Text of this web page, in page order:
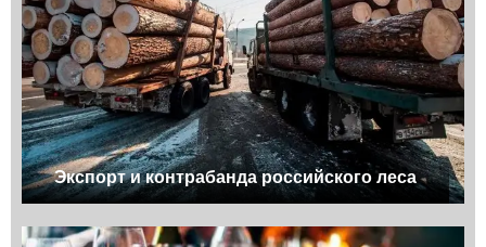
Экспорт и контрабанда российского леса